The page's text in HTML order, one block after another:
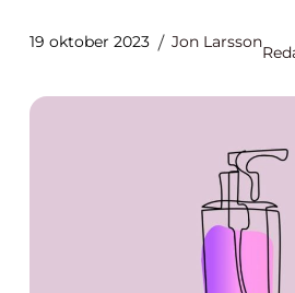
19 oktober 2023 Jon Larsson